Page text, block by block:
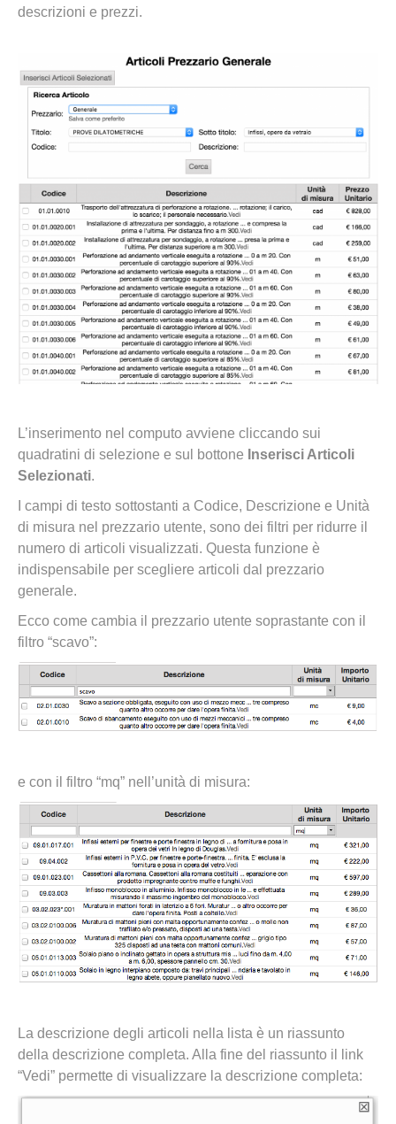
descrizioni e prezzi.
L’inserimento nel computo avviene cliccando sui
quadratini di selezione e sul bottone Inserisci Articoli
Selezionati.
I campi di testo sottostanti a Codice, Descrizione e Unità
di misura nel prezzario utente, sono dei filtri per ridurre il
numero di articoli visualizzati. Questa funzione è
indispensabile per scegliere articoli dal prezzario
generale.
Ecco come cambia il prezzario utente soprastante con il
filtro “scavo”:
e con il filtro “mq” nell’unità di misura:
La descrizione degli articoli nella lista è un riassunto
della descrizione completa. Alla fine del riassunto il link
“Vedi” permette di visualizzare la descrizione completa: